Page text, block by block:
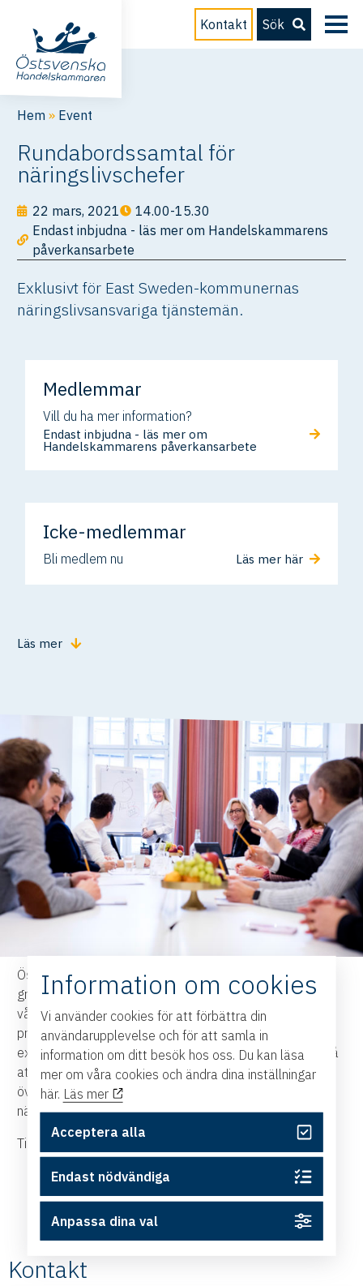
Kontakt Sök
Hem » Event
Rundabordssamtal för
näringslivschefer
22 mars, 2021
14.00-15.30
Endast inbjudna - läs mer om Handelskammarens
påverkansarbete
Exklusivt för East Sweden-kommunernas
näringslivsansvariga tjänstemän.
Medlemmar
Vill du ha mer information?
Endast inbjudna - läs mer om
Handelskammarens påverkansarbete
Icke-medlemmar
Bli medlem nu Läs mer här
Läs mer
Östsvenska Handelskammaren bjuder in till ett
gränsöverskridande samtal mellan näringslivsansvariga i
våra östsvenska kommuner, en plattform för
problemlösning, kunskapshöjning och spridning av goda
exempel. För att stötta kommuner i ert viktiga arbete, så
att fler företag kan få tillgång till välbehövligt stöd,
överleva och fortsätta vara en tillgång i vårt östsvenska
näringsliv även efter pandemin.
Tillsammans stöttar vi näringslivet genom krisen!
Kontakt
Information om cookies
Vi använder cookies för att förbättra din
användarupplevelse och för att samla in
information om ditt besök hos oss. Du kan läsa
mer om våra cookies och ändra dina inställningar
här. Läs mer
Acceptera alla
Endast nödvändiga
Anpassa dina val